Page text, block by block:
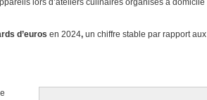
lors d’ateliers culinaires organisés à domicile
d’euros en 2024, un chiffre stable par rapport aux